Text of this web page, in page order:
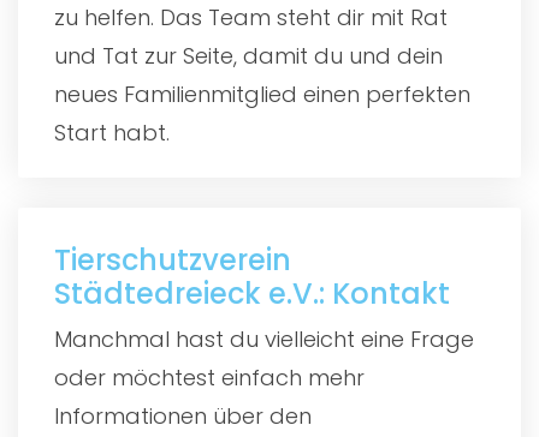
zu helfen. Das Team steht dir mit Rat
und Tat zur Seite, damit du und dein
neues Familienmitglied einen perfekten
Start habt.
Tierschutzverein
Städtedreieck e.V.: Kontakt
Manchmal hast du vielleicht eine Frage
oder möchtest einfach mehr
Informationen über den